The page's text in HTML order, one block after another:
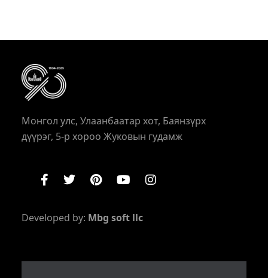
Монгол улс, Улаанбаатар хот, Баянзүрх
дүүрэг, 5-р хороо Жуковын гудамж
Developed by: Mbg soft llc